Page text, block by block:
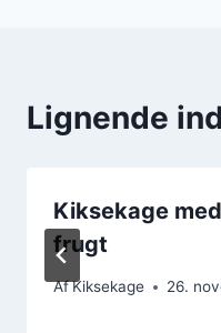
Lignende
Kiksekage
frugt
AfKiksekage 26.